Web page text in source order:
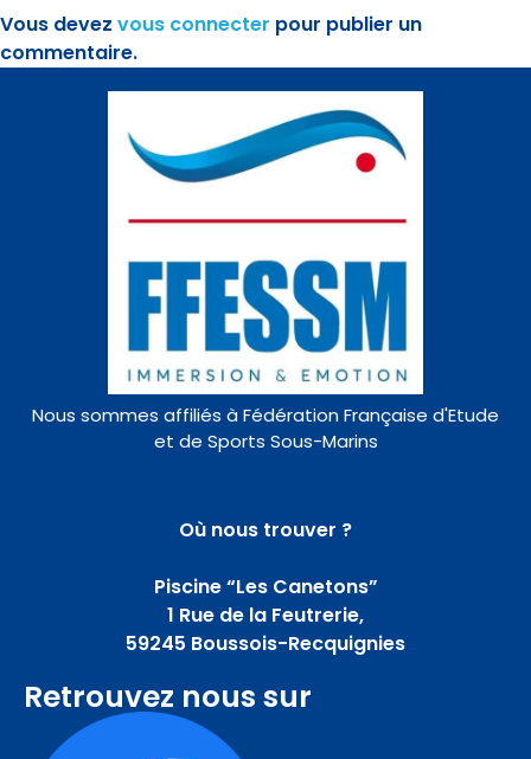
Vous devez vous connecter pour publier un
commentaire.
Nous sommes affiliés à Fédération Française d'Etude
et de Sports Sous-Marins
Où nous trouver ?
Piscine “Les Canetons”
1 Rue de la Feutrerie,
59245 Boussois-Recquignies
Retrouvez nous sur